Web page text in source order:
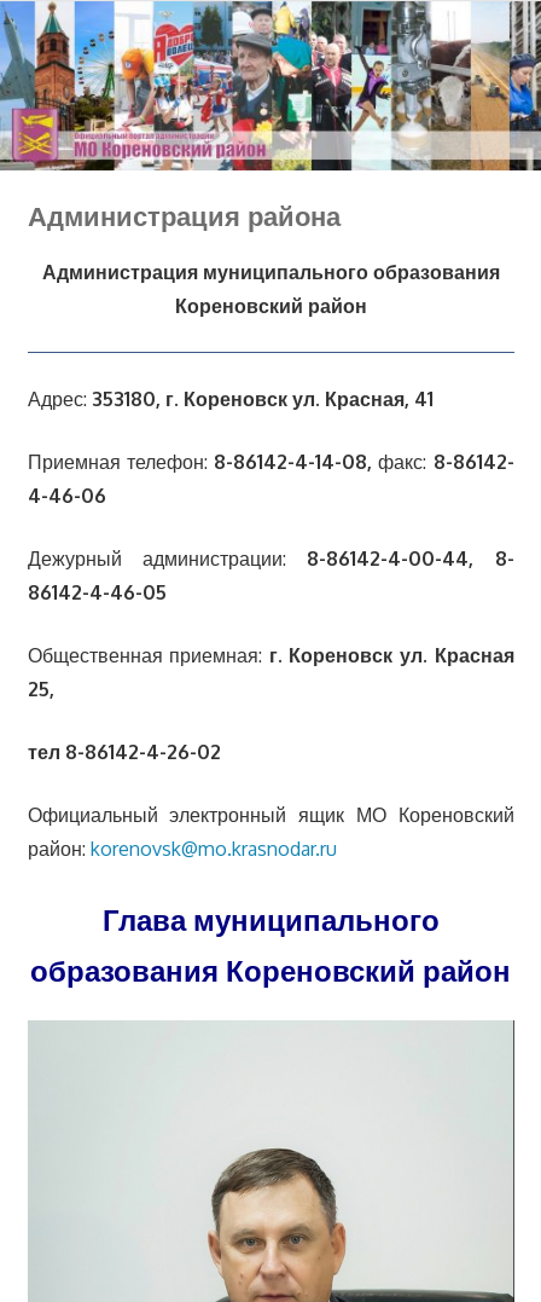
Перейти
к
содержимому
Администрация района
Администрация муниципального образования
Кореновский район
Адрес: 353180, г. Кореновск ул. Красная, 41
Приемная телефон: 8-86142-4-14-08, факс: 8-86142-
4-46-06
Дежурный администрации: 8-86142-4-00-44, 8-
86142-4-46-05
Общественная приемная: г. Кореновск ул. Красная
25,
тел 8-86142-4-26-02
Официальный электронный ящик МО Кореновский
район: korenovsk@mo.krasnodar.ru
Глава муниципального
образования Кореновский район